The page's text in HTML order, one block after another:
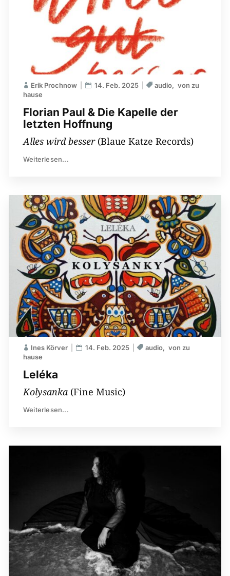
Florian Paul & Die Kapelle der
letzten Hoffnung
Erik Prochnow 14. Feb. 2025 audio
von zu
hause
Alles wird besser (Blaue Katze Records)
Weiterlesen...
Leléka
Ines Körver 14. Feb. 2025 audio
von zu
hause
Kolysanka(Fine Music)
Weiterlesen...